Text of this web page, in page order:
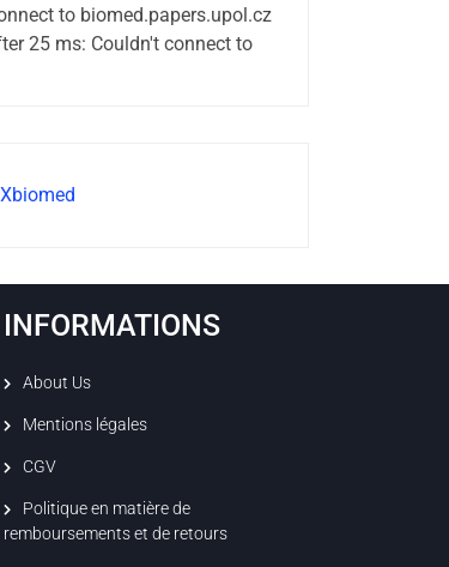
to biomed.papers.upol.cz
25 ms: Couldn't connect to
INFORMATIONS
About Us
Mentions légales
CGV
Politique en matière de
remboursements et de retours